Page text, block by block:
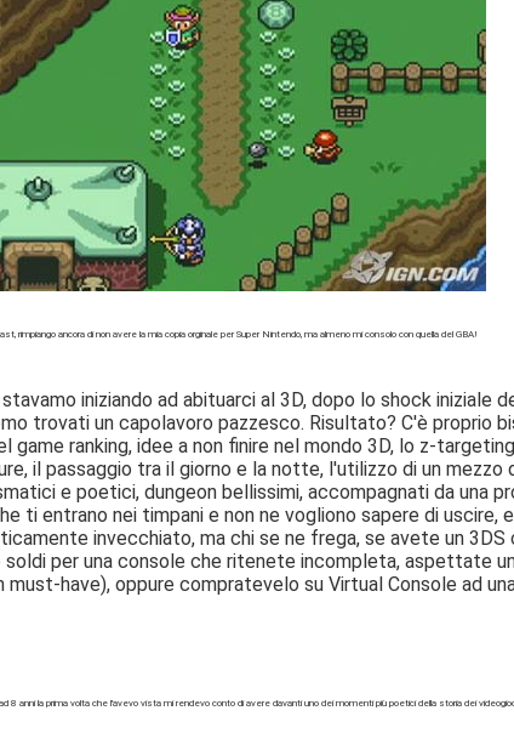
rimpiango ancora di non avere la mia copia orginale per Super Nintendo, ma almeno mi consolo con quella del GBA!
iniziando ad abituarci al 3D, dopo lo shock iniziale
trovati un capolavoro pazzesco. Risultato? C'è proprio
ranking, idee a non finire nel mondo 3D, lo z-
il passaggio tra il giorno e la notte, l'utilizzo di un mezzo
e poetici, dungeon bellissimi, accompagnati da una
ti entrano nei timpani e non ne vogliono sapere di uscire,
invecchiato, ma chi se ne frega, se avete un
per una console che ritenete incompleta, aspettate
have), oppure compratevelo su Virtual Console ad
8 anni la prima volta che l'avevo vista mi rendevo conto di avere davanti uno dei momenti più poetici della storia dei